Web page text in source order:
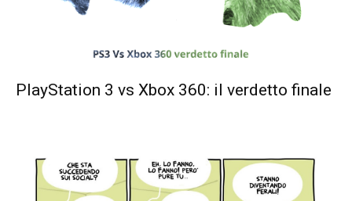
PlayStation 3 vs Xbox 360: il verdetto finale